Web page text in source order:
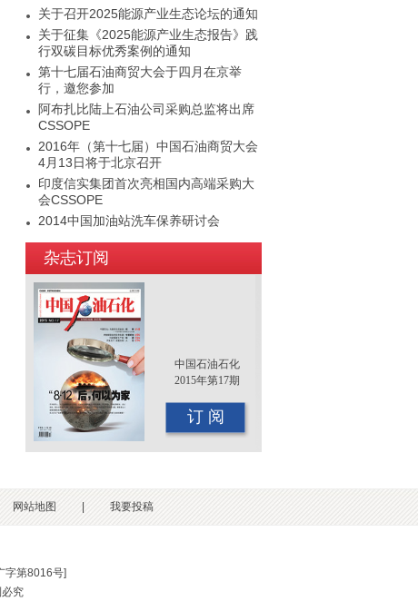
关于召开2025能源产业生态论坛的通知
关于征集《2025能源产业生态报告》践
行双碳目标优秀案例的通知
第十七届石油商贸大会于四月在京举
行，邀您参加
阿布扎比陆上石油公司采购总监将出席
CSSOPE
2016年（第十七届）中国石油商贸大会
4月13日将于北京召开
印度信实集团首次亮相国内高端采购大
会CSSOPE
2014中国加油站洗车保养研讨会
2015年（第十二届）中国国际油品行业
年终大会即将召开
杂志订阅
中国石油石化
2015年第17期
订 阅
网站地图 我要投稿
字第8016号]
究